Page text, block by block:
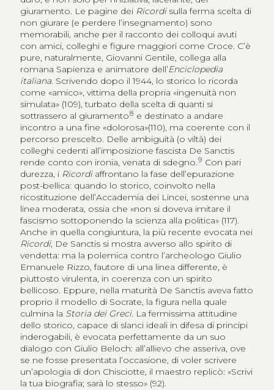
giuramento. Le pagine dei Ricordisulla ferma scelta di
non giurare (e perdere l’insegnamento) sono
memorabili, anche per il racconto dei colloqui avuti
con amici, colleghi e figure maggiori come Croce. C’è
pure, naturalmente, Giovanni Gentile, collega alla
romana Sapienza e animatore dell’Enciclopedia
italiana. Scrivendo dopo il 1944, lo storico lo ricorda
come «amico», vittima della propria «ingenuità non
simulata» (109), turbato della scelta di quanti si
sottrassero al giuramento8 e destinato a andare
incontro a una fine «dolorosa»(110), ma coerente con il
percorso prescelto. Delle ambiguità (o viltà) dei
colleghi cedenti all’imposizione fascista De Sanctis
rende conto con ironia, venata di sdegno.9 Con pari
durezza, i Ricordiaffrontano la fase dell’epurazione
post-bellica: quando lo storico, coinvolto nella
ricostituzione dell’Accademia dei Lincei, sostenne una
linea moderata, ossia che «non si doveva imitare il
fascismo sottoponendo la scienza alla politica» (117).
Anche in quella congiuntura, la più recente evocata nei
Ricordi, De Sanctis si mostra avverso allo spirito di
vendetta: ma la polemica contro l’archeologo Giulio
Emanuele Rizzo, fautore di una linea differente, è
piuttosto virulenta, in coerenza con un spirito
bellicoso. Eppure, nella maturità De Sanctis aveva fatto
proprio il modello di Socrate, la figura nella quale
culmina la Storia dei Greci. La fermissima attitudine
dello storico, capace di slanci ideali in difesa di principi
inderogabili, è evocata perfettamente da un suo
dialogo con Giulio Beloch: all’allievo che asseriva, ove
se ne fosse presentata l’occasione, di voler scrivere
un’apologia di don Chisciotte, il maestro replicò: «Scrivi
la tua biografia; sarà lo stesso» (92).